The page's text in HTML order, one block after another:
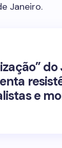
Janeiro.
e